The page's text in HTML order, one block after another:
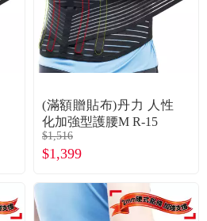
(滿額贈貼布)丹力 人性
化加強型護腰M R-15
$1,516
$1,399